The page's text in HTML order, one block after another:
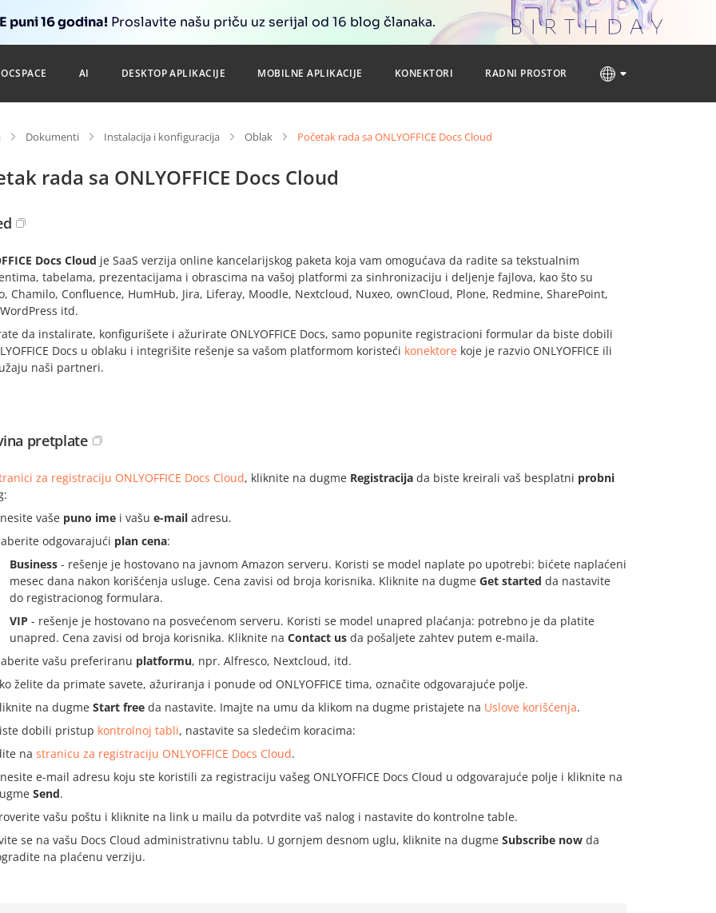
puni 16 godina! Proslavite našu priču uz serijal od 16 blog članaka.
AI DESKTOP APLIKACIJE MOBILNE APLIKACIJE KONEKTORI RADNI PROSTOR
Dokumenti Instalacija i konfiguracija Oblak Početak rada sa ONLYOFFICE Docs Cloud
rada sa ONLYOFFICE Docs Cloud
Docs Cloud je SaaS verzija online kancelarijskog paketa koja vam omogućava da radite sa tekstualnim
tabelama, prezentacijama i obrascima na vašoj platformi za sinhronizaciju i deljenje fajlova, kao što su
Chamilo, Confluence, HumHub, Jira, Liferay, Moodle, Nextcloud, Nuxeo, ownCloud, Plone, Redmine, SharePoint,
itd.
da instalirate, konfigurišete i ažurirate ONLYOFFICE Docs, samo popunite registracioni formular da biste dobili
Docs u oblaku i integrišite rešenje sa vašom platformom koristeći konektore koje je razvio ONLYOFFICE ili
naši partneri.
pretplate
za registraciju ONLYOFFICE Docs Cloud, kliknite na dugme Registracija da biste kreirali vaš besplatni probni
vaše puno ime i vašu e-mail adresu.
odgovarajući plan cena:
Business - rešenje je hostovano na javnom Amazon serveru. Koristi se model naplate po upotrebi: bićete naplaćeni
mesec dana nakon korišćenja usluge. Cena zavisi od broja korisnika. Kliknite na dugme Get started da nastavite
do registracionog formulara.
VIP - rešenje je hostovano na posvećenom serveru. Koristi se model unapred plaćanja: potrebno je da platite
unapred. Cena zavisi od broja korisnika. Kliknite na Contact us da pošaljete zahtev putem e-maila.
vašu preferiranu platformu, npr. Alfresco, Nextcloud, itd.
želite da primate savete, ažuriranja i ponude od ONLYOFFICE tima, označite odgovarajuće polje.
na dugme Start free da nastavite. Imajte na umu da klikom na dugme pristajete na Uslove korišćenja.
dobili pristup kontrolnoj tabli, nastavite sa sledećim koracima:
na stranicu za registraciju ONLYOFFICE Docs Cloud.
e-mail adresu koju ste koristili za registraciju vašeg ONLYOFFICE Docs Cloud u odgovarajuće polje i kliknite na
Send.
vašu poštu i kliknite na link u mailu da potvrdite vaš nalog i nastavite do kontrolne table.
se na vašu Docs Cloud administrativnu tablu. U gornjem desnom uglu, kliknite na dugme Subscribe now da
na plaćenu verziju.